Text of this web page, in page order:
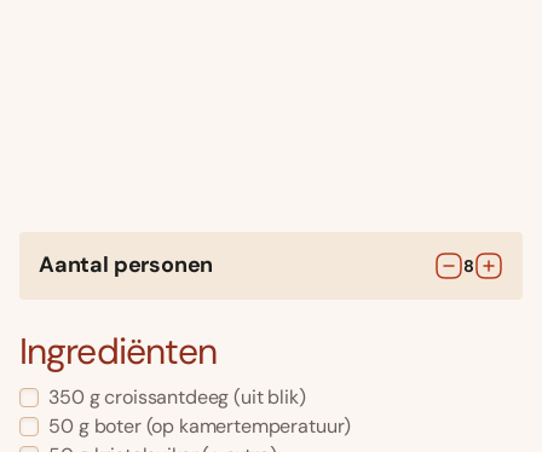
Aantal personen 8
Ingrediënten
350 gcroissantdeeg(uit blik)
50 g boter(op kamertemperatuur)